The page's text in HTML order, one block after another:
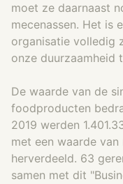
moet ze daarnaast
mecenassen. Het is
organisatie volledig
onze duurzaamheid
De waarde van de
foodproducten
2019 werden
met een waarde van
herverdeeld. 63
samen met dit